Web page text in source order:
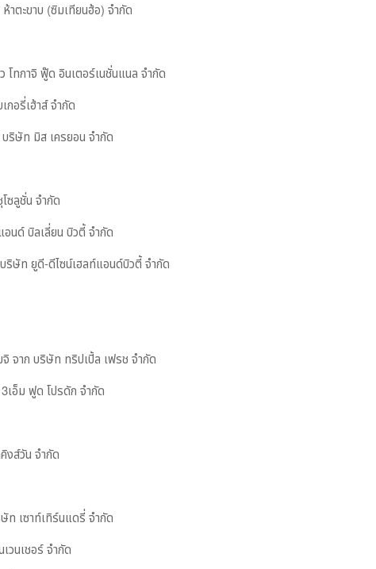
ะขาบ (ซิมเทียนฮ้อ) จำกัด
กาจิ ฟู๊ด อินเตอร์เนชั่นแนล จำกัด
รี่เฮ้าส์ จำกัด
ษัท มิส เครยอน จำกัด
ลูชั่น จำกัด
ด์ บิลเลี่ยน บิวตี้ จำกัด
ท ยูดี-ดีไซน์เฮลท์แอนด์บิวตี้ จำกัด
ก บริษัท ทริปเปิ้ล เฟรช จำกัด
ม ฟูด โปรดัก จำกัด
ส์วัน จำกัด​
เซาท์เทิร์นแดรี่ จำกัด
นเชอร์ จำกัด